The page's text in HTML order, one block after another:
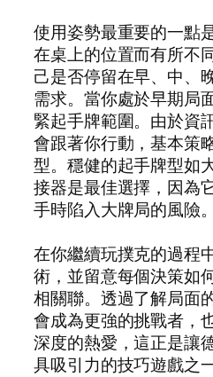
使用姿勢最重要的一點
在桌上的位置而有所不
己是否停留在早、中、
需求。當你處於早期局
緊起手牌範圍。由於資
會跟著你行動，基本策
型。穩健的起手牌型如
接器是最佳選擇，因為
手時陷入大牌局的風險。
在你繼續玩撲克的過程
術，並留意每個決策如
相關聯。透過了解局面
會成為更強的挑戰者，
深度的熱愛，這正是讓
具吸引力的技巧遊戲之一